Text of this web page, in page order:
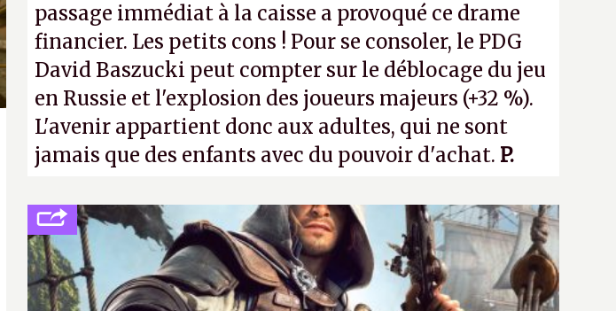
passage immédiat à la caisse a provoqué ce drame
financier. Les petits cons ! Pour se consoler, le PDG
David Baszucki peut compter sur le déblocage du jeu
en Russie et l'explosion des joueurs majeurs (+32 %).
L'avenir appartient donc aux adultes, qui ne sont
jamais que des enfants avec du pouvoir d'achat. P.